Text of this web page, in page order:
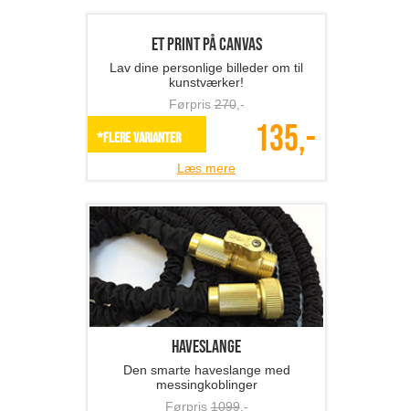
*Flere varianter 119,-
Læs mere
Luna Galakse lampe
Transformer dit rum til et galaktisk
univers!
Førpris639,-
*Flere varianter
Læs mere